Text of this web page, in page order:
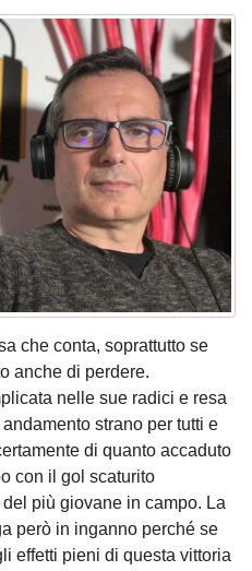
che conta, soprattutto se
anche di perdere.
nelle sue radici e resa
strano per tutti e
di quanto accaduto
con il gol scaturito
più giovane in campo. La
però in inganno perché se
effetti pieni di questa vittoria